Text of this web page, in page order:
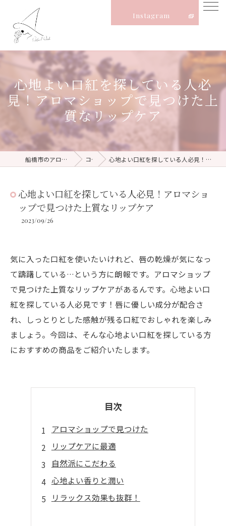
Instagram
心地よい口紅を探している人必
見！アロマショップで見つけた上
質なリップケア
船橋市のアロマならNatural Witch コラム 心地よい口紅を探している人必見！アロマショップで見つけた上質なリップケア
心地よい口紅を探している人必見！アロマショ
ップで見つけた上質なリップケア
2023/09/26
気に入った口紅を使いたいけれど、唇の乾燥が気になっ
て躊躇している…という方に朗報です。アロマショップ
で見つけた上質なリップケアがあるんです。心地よい口
紅を探している人必見です！唇に優しい成分が配合さ
れ、しっとりとした感触が残る口紅でおしゃれを楽しみ
ましょう。今回は、そんな心地よい口紅を探している方
におすすめの商品をご紹介いたします。
目次
アロマショップで見つけた
リップケアに最適
自然派にこだわる
心地よい香りと潤い
リラックス効果も抜群！